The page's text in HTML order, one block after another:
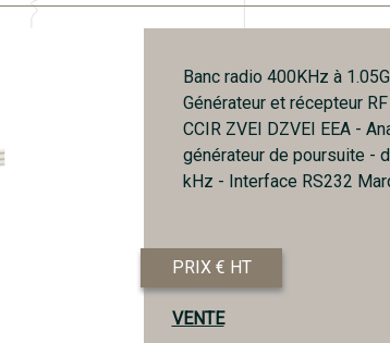
Banc radio 400KHz à
Générateur et récepteur
CCIR ZVEI DZVEI EEA -
générateur de poursuite -
kHz - Interface RS232
PRIX € HT
VENTE